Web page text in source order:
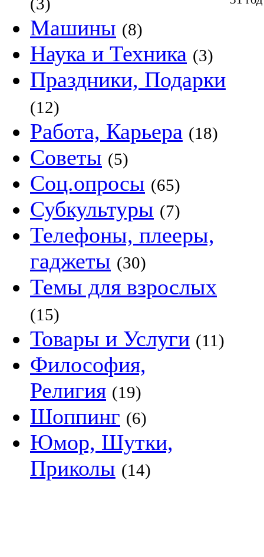
Машины (8)
Наука и Техника (3)
Праздники, Подарки
(12)
Работа, Карьера (18)
Советы (5)
Соц.опросы (65)
Субкультуры (7)
Телефоны, плееры,
гаджеты (30)
Темы для взрослых
(15)
Товары и Услуги (11)
Философия,
Религия (19)
Шоппинг (6)
Юмор, Шутки,
Приколы (14)